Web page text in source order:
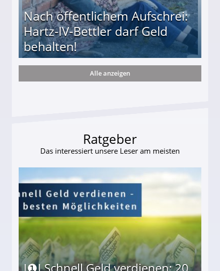
Nach öffentlichem Aufschrei:
Hartz-IV-Bettler darf Geld
behalten!
darf Geld behalten!
Alle anzeigen
Ratgeber
Das interessiert unsere Leser am meisten
I❶I Schnell Geld verdienen: 20